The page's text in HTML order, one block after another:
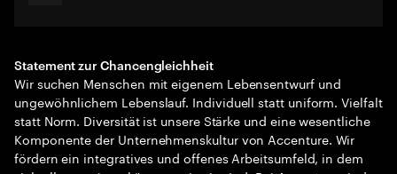
Statement zur Chancengleichheit
Wir suchen Menschen mit eigenem Lebensentwurf und
ungewöhnlichem Lebenslauf. Individuell statt uniform. Vielfalt
statt Norm. Diversität ist unsere Stärke und eine wesentliche
Komponente der Unternehmenskultur von Accenture. Wir
fördern ein integratives und offenes Arbeitsumfeld, in dem